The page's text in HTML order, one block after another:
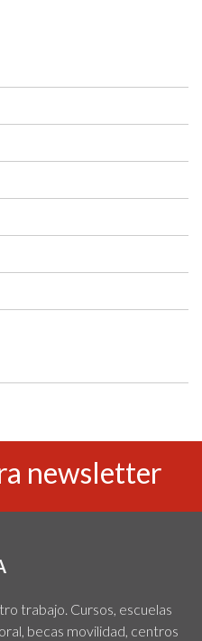
newsletter
trabajo. Cursos, escuelas
becas movilidad, centros